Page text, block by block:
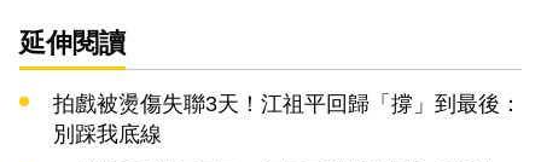
延伸閱讀
拍戲被燙傷失聯3天！江祖平回歸「撐」到最後：
別踩我底線